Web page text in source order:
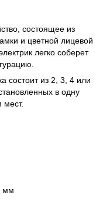
состоящее из
и цветной лицевой
легко соберет
состоит из 2, 3, 4 или
в одну
мест.
мм